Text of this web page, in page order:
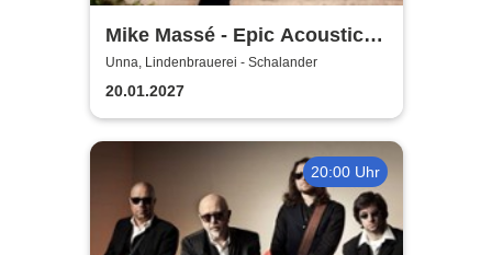
Mike Massé - Epic Acoustic
Classic Rock in Concert
Unna, Lindenbrauerei - Schalander
20.01.2027
20:00 Uhr